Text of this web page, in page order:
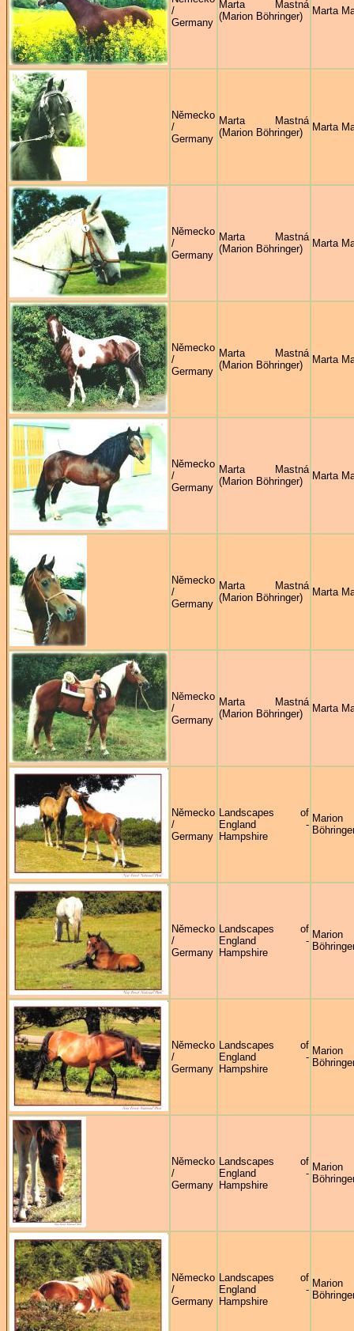
/
Germany
Marta Mastná
(Marion Böhringer)
Marta
Německo
/
Germany
Marta Mastná
(Marion Böhringer)
Marta
Německo
/
Germany
Marta Mastná
(Marion Böhringer)
Marta
Německo
/
Germany
Marta Mastná
(Marion Böhringer)
Marta
Německo
/
Germany
Marta Mastná
(Marion Böhringer)
Marta
Německo
/
Germany
Marta Mastná
(Marion Böhringer)
Marta
Německo
/
Germany
Marta Mastná
(Marion Böhringer)
Marta
Německo
/
Germany
Landscapes of
England -
Hampshire
Marion
Německo
/
Germany
Landscapes of
England -
Hampshire
Marion
Německo
/
Germany
Landscapes of
England -
Hampshire
Marion
Německo
/
Germany
Landscapes of
England -
Hampshire
Marion
Německo
/
Germany
Landscapes of
England -
Hampshire
Marion